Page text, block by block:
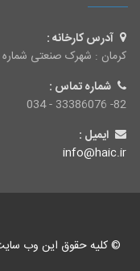
آدرس کارخانه :
کرمان : شهرک صنعتی شماره 2، بلوار ملیکا ، نبش خیابان بنفشه
شماره تماس :
82- 33386076 - 034
ایمیل :
info@haic.ir
©کلیه حقوق این وب